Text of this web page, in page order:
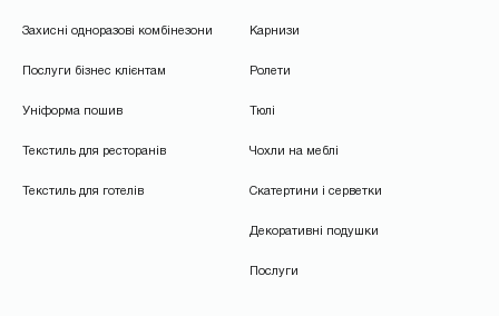
Захисні одноразові комбінезони
Послуги бізнес клієнтам
Уніформа пошив
Текстиль для ресторанів
Текстиль для готелів
Карнизи
Ролети
Тюлі
Чохли на меблі
Скатертини і серветки
Декоративні подушки
Послуги